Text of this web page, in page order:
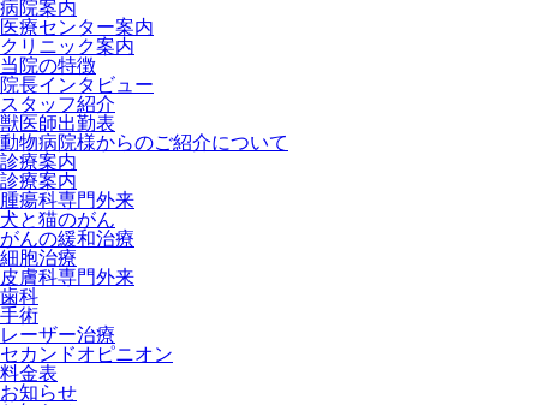
病院案内
医療センター案内
クリニック案内
当院の特徴
院長インタビュー
スタッフ紹介
獣医師出勤表
動物病院様からのご紹介について
診療案内
診療案内
腫瘍科専門外来
犬と猫のがん
がんの緩和治療
細胞治療
皮膚科専門外来
歯科
手術
レーザー治療
セカンドオピニオン
料金表
お知らせ